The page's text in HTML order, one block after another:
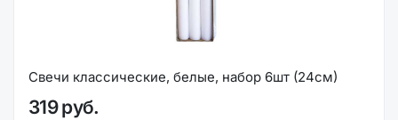
Свечи классические, белые, набор 6шт (24см)
319 руб.